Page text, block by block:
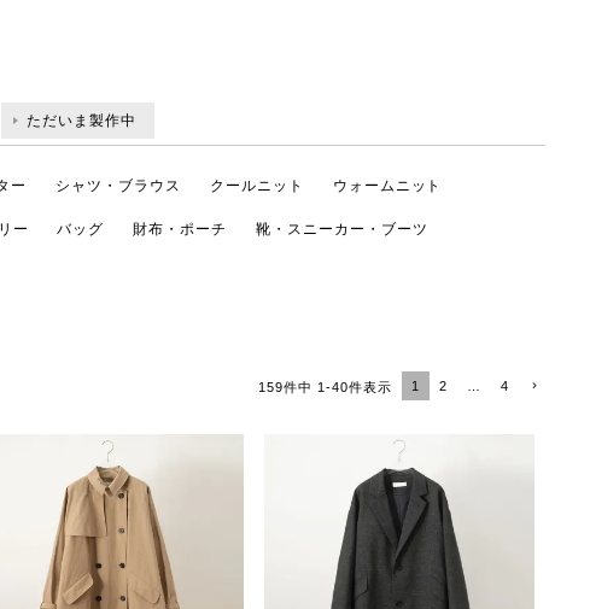
ただいま製作中
ー シャツ・ブラウス クールニット ウォームニット
ー バッグ 財布・ポーチ 靴・スニーカー・ブーツ
159件中 1-40件表示 1 2 4